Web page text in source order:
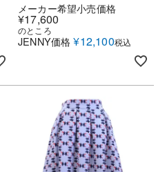
メーカー希望小売価格
¥17,600
のところ
JENNY価格 ¥12,100税込